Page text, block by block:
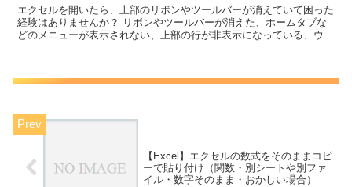
エクセルを開いたら、上部のリボンやツールバーが消えていて困った
経験はありませんか？ リボンやツールバーが消えた、ホームタブな
どのメニューが表示されない、上部の行が非表示になっている、ウィ
【Excel】エクセルの数式をそのままコピ
ーで貼り付け（関数・別シートや別ファ
イル・数字そのまま・おかしい場合）